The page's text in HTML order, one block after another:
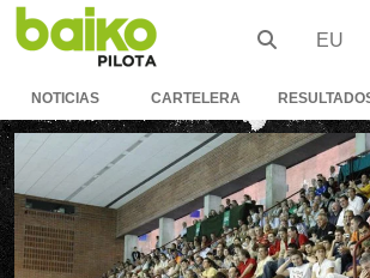
EU
NOTICIAS CARTELERA